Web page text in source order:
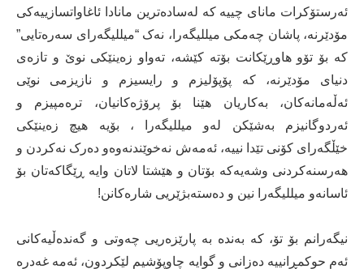
ئەرستۆکرات مانای چییە کە لەسادەترین مانادا ئاغاواتسازییەکی
مۆدێرنە، پاشان چەمکی میللیگەرا، نەک “میللیگەرای سەرەتایی”
کە بۆ تۆو هاوڕێکانت بۆتە کێشە، تەواو زەینێکی نوێ و تازەی
دنیای مۆدێرنە، کە پۆپۆلیزم و رایسیزم و نازیزمی نوێی
ئەڵەمانەکان، بەکاریان هێنا بۆ پرۆژەکانیان، ترەمپیزم و
ئەردوگانیزم بەشێکن لەو میللیگەرا ، بۆیە هیچ زەینێکی
خێڵگەرای کۆنی تێدا نییە، ئەمەش نەخوێندنەوەو دەرک نەکردن و
هەرسنەکردنی وشەیەکە بۆتان و هێشتا لاتان وایە ڕێگاکەتان بۆ
ئاسانەو میللیگەرا نین و دەستەبژێریی شارەکانن!
نیگەرانم بۆ تۆ، کە بەندە بە پارێزەریی چەوتی و گەندەڵیەکانی
ئەم حوکمڕانییە دەزانی و گوایە چاوپۆشیم لێکردون، ئەمە غەدرە